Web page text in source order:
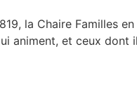
la Chaire Familles
animent, et ceux dont